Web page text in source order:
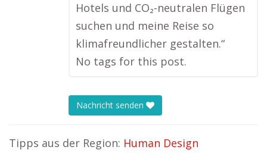
Hotels und CO₂-neutralen Flügen
suchen und meine Reise so
klimafreundlicher gestalten.“
No tags for this post.
Nachricht senden
Tipps aus der Region: Human Design